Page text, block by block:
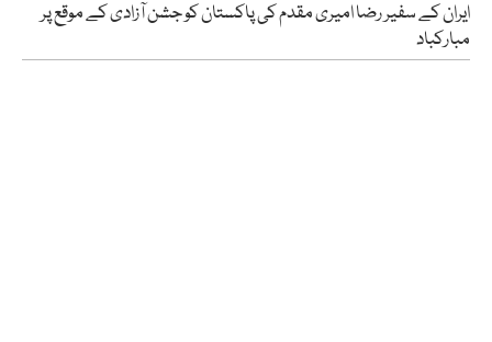
ایران کے سفیر رضا امیری مقدم کی پاکستان کو جشن آزادی کے موقع پر
مبارکباد